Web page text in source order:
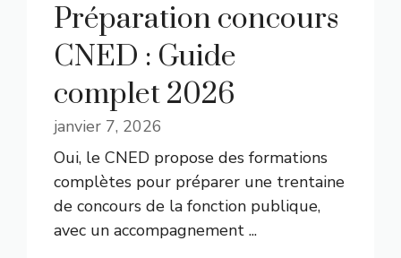
Préparation concours
CNED : Guide
complet 2026
janvier 7, 2026
Oui, le CNED propose des formations
complètes pour préparer une trentaine
de concours de la fonction publique,
avec un accompagnement ...